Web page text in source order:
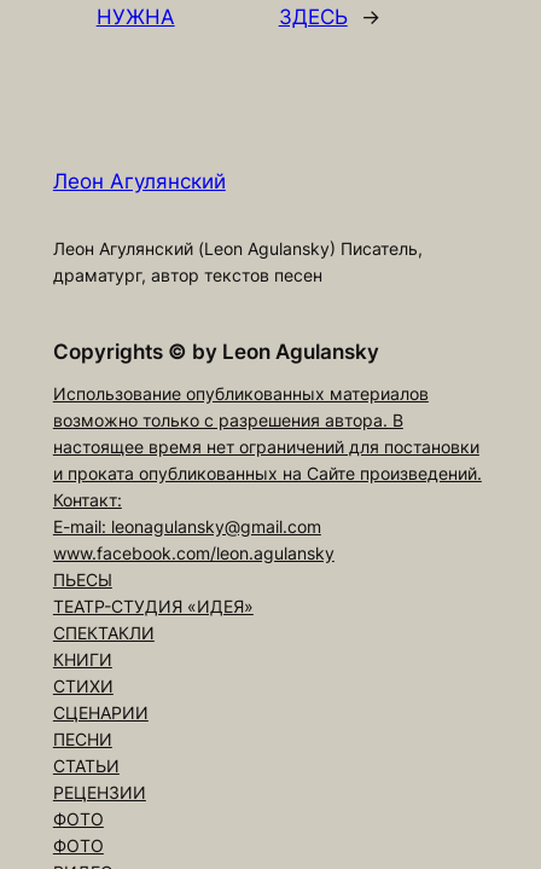
НУЖНА
ЗДЕСЬ
→
Леон Агулянский
Леон Агулянский (Leon Agulansky) Писатель,
драматург, автор текстов песен
Copyrights © by Leon Agulansky
Использование опубликованных материалов
возможно только с разрешения автора. В
настоящее время нет ограничений для постановки
и проката опубликованных на Сайте произведений.
Контакт:
E-mail: leonagulansky@gmail.com
www.facebook.com/leon.agulansky
ПЬЕСЫ
ТЕАТР-СТУДИЯ «ИДЕЯ»
СПЕКТАКЛИ
КНИГИ
СТИХИ
СЦЕНАРИИ
ПЕСНИ
СТАТЬИ
РЕЦЕНЗИИ
ФОТО
ФОТО